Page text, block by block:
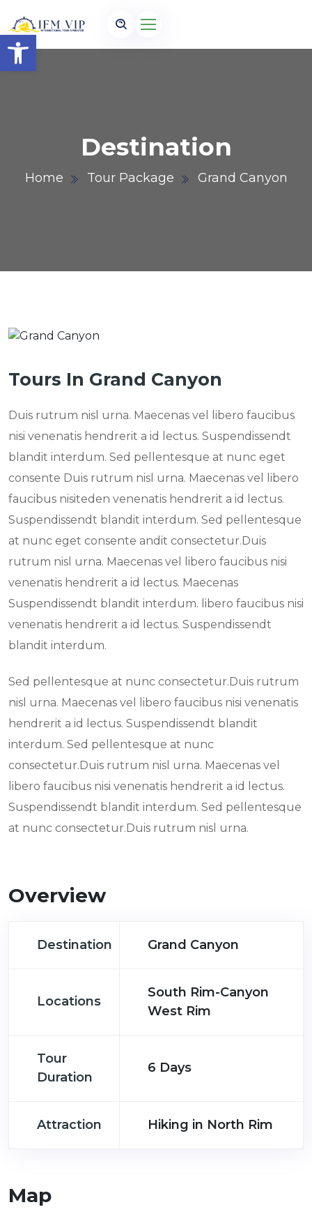
Open toolbar
Destination
Home Tour Package Grand Canyon
Tours In Grand Canyon
Duis rutrum nisl urna. Maecenas vel libero faucibus
nisi venenatis hendrerit a id lectus. Suspendissendt
blandit interdum. Sed pellentesque at nunc eget
consente Duis rutrum nisl urna. Maecenas vel libero
faucibus nisiteden venenatis hendrerit a id lectus.
Suspendissendt blandit interdum. Sed pellentesque
at nunc eget consente andit consectetur.Duis
rutrum nisl urna. Maecenas vel libero faucibus nisi
venenatis hendrerit a id lectus. Maecenas
Suspendissendt blandit interdum. libero faucibus nisi
venenatis hendrerit a id lectus. Suspendissendt
blandit interdum.
Sed pellentesque at nunc consectetur.Duis rutrum
nisl urna. Maecenas vel libero faucibus nisi venenatis
hendrerit a id lectus. Suspendissendt blandit
interdum. Sed pellentesque at nunc
consectetur.Duis rutrum nisl urna. Maecenas vel
libero faucibus nisi venenatis hendrerit a id lectus.
Suspendissendt blandit interdum. Sed pellentesque
at nunc consectetur.Duis rutrum nisl urna.
Overview
Destination Grand Canyon
Locations
South Rim-Canyon
West Rim
Tour
Duration
6 Days
Attraction Hiking in North Rim
Map